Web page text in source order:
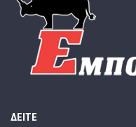
ΔΕΊΤΕ